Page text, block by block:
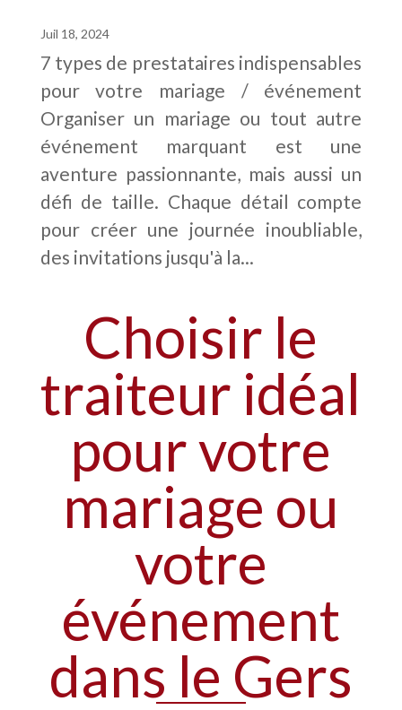
Juil 18, 2024
7 types de prestataires indispensables
pour votre mariage / événement
Organiser un mariage ou tout autre
événement marquant est une
aventure passionnante, mais aussi un
défi de taille. Chaque détail compte
pour créer une journée inoubliable,
des invitations jusqu'à la...
Choisir le
traiteur idéal
pour votre
mariage ou
votre
événement
dans le Gers